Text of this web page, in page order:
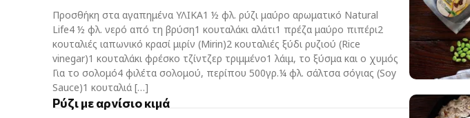
Προσθήκη στα αγαπημένα ΥΛΙΚΑ1 ½ φλ. ρύζι μαύρο αρωματικό Νatural
Life4 ½ φλ. νερό από τη βρύση1 κουταλάκι αλάτι1 πρέζα μαύρο πιπέρι2
κουταλιές ιαπωνικό κρασί μιρίν (Mirin)2 κουταλιές ξύδι ρυζιού (Rice
vinegar)1 κουταλάκι φρέσκο τζίντζερ τριμμένο1 λάιμ, το ξύσμα και ο χυμός
Για το σολομό4 φιλέτα σολομού, περίπου 500γρ.¼ φλ. σάλτσα σόγιας (Soy
Sauce)1 κουταλιά […]
Ρύζι με αρνίσιο κιμά